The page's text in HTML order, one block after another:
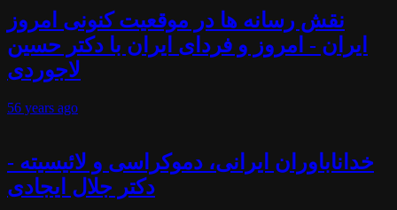
نقش رسانه ها در موقعیت کنونی امروز
ایران - امروز و فردای ایران با دکتر حسین
لاجوردی
56 years ago
خداناباوران ایرانی، دموکراسی و لائیسیته -
دکتر جلال ایجادی